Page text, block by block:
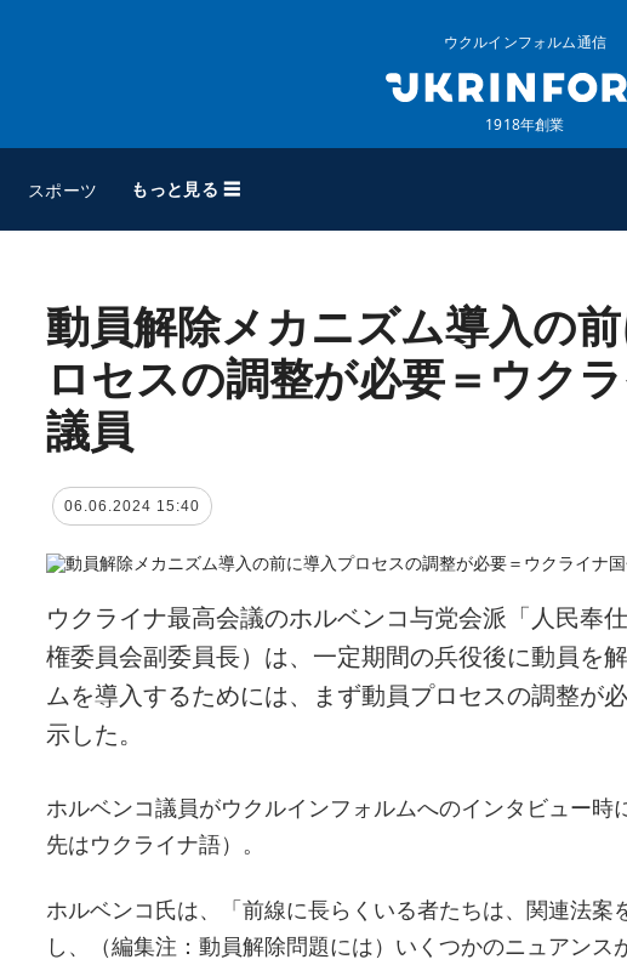
ウクルインフォルム通信
1918年創業
スポーツ もっと見る ☰
ウクルインフォルム
ウクルインフォルムについ
て
追加
特集
イ
動員解除メカニズム導入の
ロセスの調整が必要＝ウク
議員
06.06.2024 15:40
ウクライナ最高会議のホルベンコ与党会派「人民奉
権委員会副委員長）は、一定期間の兵役後に動員を
ムを導入するためには、まず動員プロセスの調整が
示した。
ホルベンコ議員がウクルインフォルムへのインタビュー時
先はウクライナ語）。
ホルベンコ氏は、「前線に長らくいる者たちは、関連法案
し、（編集注：動員解除問題には）いくつかのニュアンス